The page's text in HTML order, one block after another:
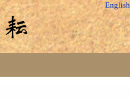
English